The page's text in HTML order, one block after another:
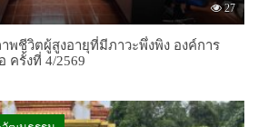
27
ชีวิตผู้สูงอายุที่มีภาวะพึ่งพิง องค์การ
ครั้งที่ 4/2569